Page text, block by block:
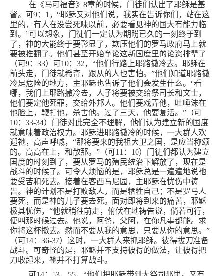
在《马可福音》 8章的时候，门徒们认出了耶稣是基
督。可9： 1 ，“耶稣又对他们说，我实在告诉你们，站在这
里的，有人在没尝死味以前，必要看见神的国大有能力临
到。”可以想象，门徒们一定认为期盼已久的一刻终于到
了，神的大能终于要彰显了，欺压他们的罗马政府马上就
要被推翻了。他们甚至开始争论这新国度里的论资排辈了
（可9： 33）可10： 32，“他们行路上耶路撒冷去。耶稣在
前头走，门徒就希奇，跟从的人也害怕。”他们知道耶路撒
冷是危险的地方，主耶稣也告诉了他们会发生什么。“看
哪，我们上耶路撒冷去，人子将要被交给祭司长和文士，
他们要定他死罪，交给外邦人。他们要戏弄他，吐唾沫在
他脸上，鞭打他，杀害他。过了三天，他要复活。”（可
10： 33-34）门徒对此完全不理解，他们认为建立新的国度
就意味着政治权力。耶稣进耶路撒冷的时候，一大群人欢
迎祂，高声呼喊，“那将要来的我祖大卫之国，是应当称颂
的。高高在上，和散那。”（可11 ： 10）门徒们都认为建立
国度的时刻到了，要从罗马的殖民统治下解放了，现在是
战斗的时候了。可令人烦恼的是，耶稣总是一遍遍地说祂
要受苦和死去。接着在客西马尼园，主耶稣在忧伤中祷
告。神的计划不是打败敌人，而是牺牲自己；不是罗马人
要死，而是神的儿子要去死。面对即将到来的痛苦，耶稣
极其忧伤，“他就稍往前走，俯伏在地祷告说，倘若可行，
便叫那时候过去。他说，阿爸，父阿，在你凡事都能。求
你将这杯撤去。然而不要从我的意思，只要从你的意思。”
（可14： 36-37）这时，一大群人来抓耶稣。彼得拔刀准备
战斗。可奇怪的是，耶稣并不支持彼得的做法，让彼得把
刀收起来，祂并不打算战斗。
可14： 53， 55，“他们把耶稣带到大祭司那里。又有